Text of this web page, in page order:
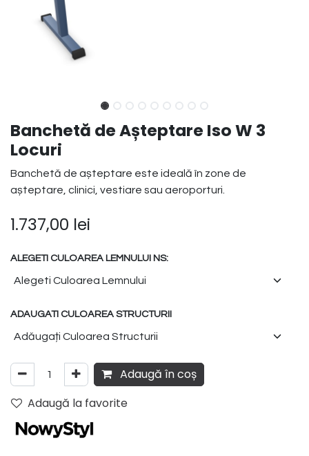
Banchetă de Așteptare Iso W 3
Locuri
Banchetă de așteptare este ideală în zone de
așteptare, clinici, vestiare sau aeroporturi.
1.737,00 lei
ALEGETI CULOAREA LEMNULUI NS:
ADAUGATI CULOAREA STRUCTURII
Adaugă în coș
Adaugă la favorite